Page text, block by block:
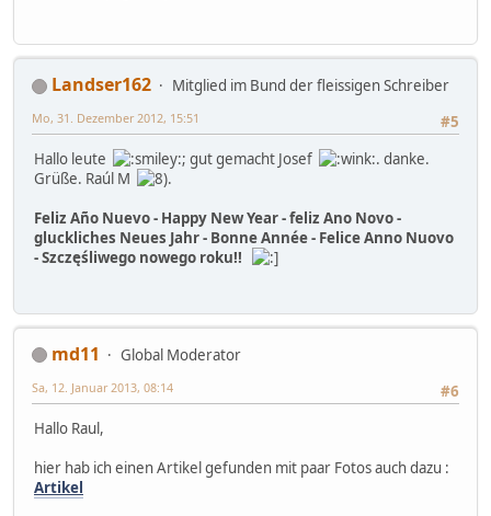
Landser162
Mitglied im Bund der fleissigen Schreiber
#5
Mo, 31. Dezember 2012, 15:51
Hallo leute ; gut gemacht Josef
. danke.
Grüße. Raúl M
.
Feliz Año Nuevo - Happy New Year - feliz Ano Novo -
gluckliches Neues Jahr - Bonne Année - Felice Anno Nuovo
- Szczęśliwego nowego roku!!
md11
Global Moderator
#6
Sa, 12. Januar 2013, 08:14
Hallo Raul,
hier hab ich einen Artikel gefunden mit paar Fotos auch dazu :
Artikel